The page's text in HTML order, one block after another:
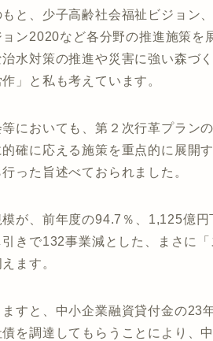
と、少子高齢社会福祉ビジョン
ョン2020など各分野の推進施策
水対策の推進や災害に強い森づ
」と私も考えています。
においても、第２次行革プラン
確に応える施策を重点的に展開
った旨述べておられました。
が、前年度の94.7％、1,125億
きで132事業減とした、まさに
ます。
すと、中小企業融資貸付金の23
を調達してもらうことにより、